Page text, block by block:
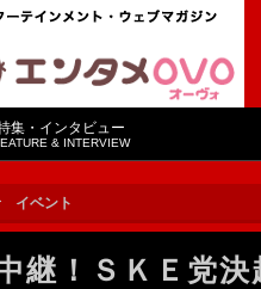
集・インタビュー
& INTERVIEW
イベント
継！ＳＫＥ党